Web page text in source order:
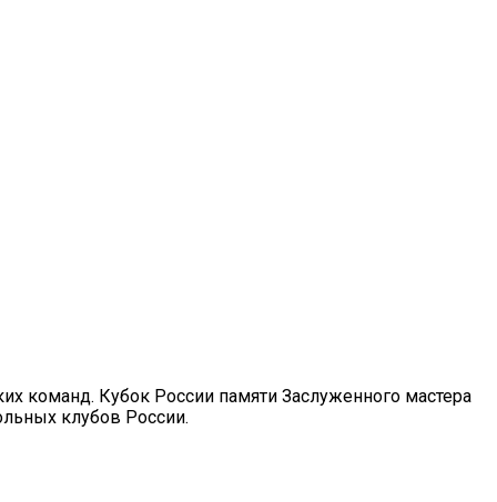
команд. Кубок России памяти Заслуженного мастера
клубов России.